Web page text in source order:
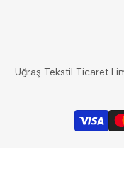
olun.
Uğraş Tekstil Ticaret